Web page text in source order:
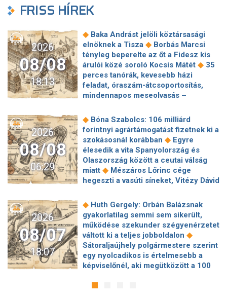
FRISS HÍREK
2026
08/08
18:13
◆ Baka Andrást jelöli köztársasági
elnöknek a Tisza ◆ Borbás Marcsi
tényleg beperelte az őt a Fidesz kis
árulói közé soroló Kocsis Mátét ◆ 35
perces tanórák, kevesebb házi
feladat, óraszám-átcsoportosítás,
mindennapos meseolvasás –
tagozatos javaslatcsomagja
Lemond és az egyetemről is távozik
az Ádám Zoltánt kirúgó corvinusos
rektorhelyettes
Katasztrófavédelem: Ez már nekünk is
sok! És sajnos nem látjuk a végét
◆
Nem fizeti vissza a vételárat a zuglói
kormányzati negyed
szélerőmű-gyűlölete: egymilliárd
dollárt fizetnek egy német cégnek,
hogy leállítsa az amerikai projektjeit◆
Dinnyedráma: hiába finom csemege,
bedőlt a piac◆ Hogy is volt, amikor
Baka Andrást jogellenesen mozdította
el a Fidesz?◆Új remény a
terjedését akadályozza szegedi
2026
08/08
06:29
◆ Bóna Szabolcs: 106 milliárd
forintnyi agrártámogatást fizetnek ki a
szokásosnál korábban ◆ Egyre
élesedik a vita Spanyolország és
Olaszország között a ceutai válság
miatt ◆ Mészáros Lőrinc cége
hegeszti a vasúti síneket, Vitézy Dávid
tesz a Bosnyák téri irodakomplexum
beruházója, ha az állam felmondja a
szerződésüket
Megérkezett
Magyar Péter bejelentése: így költik
el a 6 ezer milliárd forintnyi uniós
◆ Megbénult az ivóvíztárolók
töltése Ózdon – de máshol is komoly
nehézségek adódtak
járatokkal készül a MÁV a Szigetre,
2026
08/07
18:07
◆ Huth Gergely: Orbán Balázsnak
gyakorlatilag semmi sem sikerült,
működése szekunder szégyenérzetet
váltott ki a teljes jobboldalon ◆
Sátoraljaújhely polgármestere szerint
egy nyolcadikos is értelmesebb a
képviselőnél, aki megütközött a 100